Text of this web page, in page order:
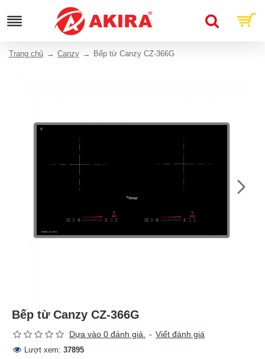
Trang chủ Canzy Bếp từ Canzy CZ-366G
Bếp từ Canzy CZ-366G
Dựa vào 0 đánh giá. - Viết đánh giá
Lượt xem: 37895